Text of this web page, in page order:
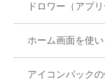
ドロワー（アプ
ホーム画面を使い
アイコンパック